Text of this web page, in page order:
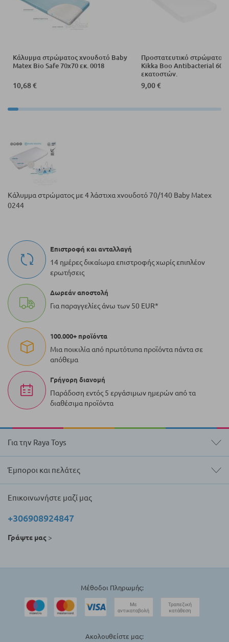
Κάλυμμα στρώματος χνουδοτό Baby
Matex Bio Safe 70x70 εκ. 0018
10,68 €
Προστατευτικό στρώματος
Kikka Boo Antibacterial 60 x
εκατοστών.
9,00 €
Κάλυμμα στρώματος με 4 λάστιχα χνουδοτό 70/140 Baby Matex
0244
Επιστροφή και ανταλλαγή
14 ημέρες δικαίωμα επιστροφής χωρίς επιπλέον
ερωτήσεις
Δωρεάν αποστολή
Για παραγγελίες άνω των 50 EUR*
100.000+ προϊόντα
Μια ποικιλία από πρωτότυπα προϊόντα πάντα σε
απόθεμα
Γρήγορη διανομή
Παράδοση εντός 5 εργάσιμων ημερών από τα
διαθέσιμα προϊόντα
Για την Raya Toys
Έμποροι και πελάτες
Επικοινωνήστε μαζί μας
+306908924847
Γράψτε μας >
Μέθοδοι Πληρωμής:
Ακολουθείστε μας: